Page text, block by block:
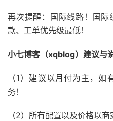
再次提醒：国际线路！国
款、工单优先级最低！
小七博客（xqblog）建议与说
（1）建议以月付为主，
务！
（2）所有配置以及价格以商